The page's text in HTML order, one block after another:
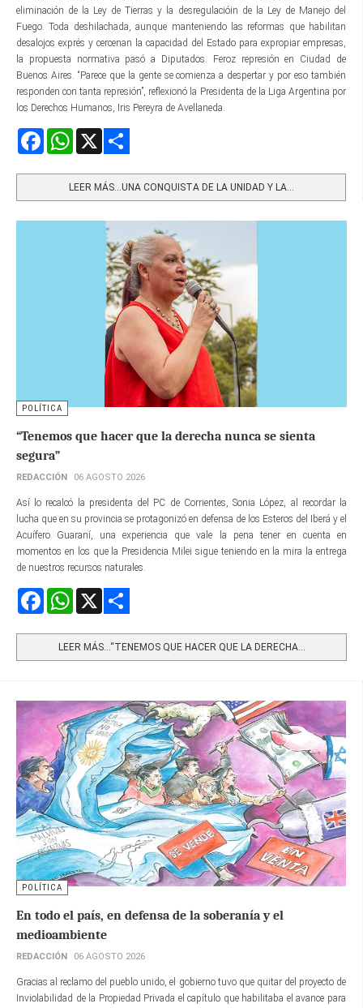
eliminación de la Ley de Tierras y la desregulacióin de la Ley de Manejo del
Fuego. Toda deshilachada, aunque manteniendo las reformas que habilitan
desalojos exprés y cercenan la capacidad del Estado para expropiar empresas,
la propuesta normativa pasó a Diputados. Feroz represión en Ciudad de
Buenos Aires. “Parece que la gente se comienza a despertar y por eso también
responden con tanta represión”, reflexionó la Presidenta de la Liga Argentina por
los Derechos Humanos, Iris Pereyra de Avellaneda.
FacebookWhatsApp
LEER MÁS…UNA CONQUISTA DE LA UNIDAD Y LA...
POLÍTICA
“Tenemos que hacer que la derecha nunca se sienta
segura”
REDACCIÓN 06 AGOSTO 2026
Así lo recalcó la presidenta del PC de Corrientes, Sonia López, al recordar la
lucha que en su provincia se protagonizó en defensa de los Esteros del Iberá y el
Acuífero Guaraní, una experiencia que vale la pena tener en cuenta en
momentos en los que la Presidencia Milei sigue teniendo en la mira la entrega
de nuestros recursos naturales.
FacebookWhatsApp
LEER MÁS…“TENEMOS QUE HACER QUE LA DERECHA...
POLÍTICA
En todo el país, en defensa de la soberanía y el
medioambiente
REDACCIÓN 06 AGOSTO 2026
Gracias al reclamo del pueblo unido, el gobierno tuvo que quitar del proyecto de
Inviolabilidad de la Propiedad Privada el capítulo que habilitaba el avance para